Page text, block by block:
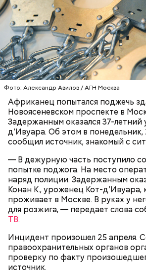
Фото: Александр Авилов / АГН Москва
Африканец попытался поджечь
Новоясеневском проспекте в
Задержанным оказался 37-
д’Ивуара. Об этом в понедельник,
сообщил источник, знакомый с
— В дежурную часть поступило
попытке поджога. На место
наряд полиции. Задержанным
Конан К., уроженец Кот-д’Ивуара,
проживает в Москве. В руках у
для розжига, — передает слова
ТВ.
Инцидент произошел 25 апреля.
правоохранительных органов
проверку по факту
источник.
Кто еще был жертвой
инсульт. Девушка неделю
выписки из больницы узнала,
оформил на нее несколько